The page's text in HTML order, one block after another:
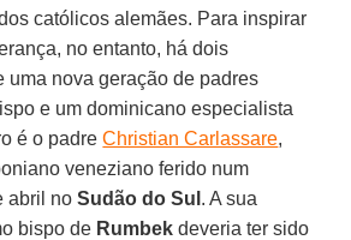
católicos alemães. Para inspirar
no entanto, há dois
uma nova geração de padres
e um dominicano especialista
é o padreChristian Carlassare,
veneziano ferido num
abril noSudão do Sul . A sua
bispo de Rumbek deveria ter sido